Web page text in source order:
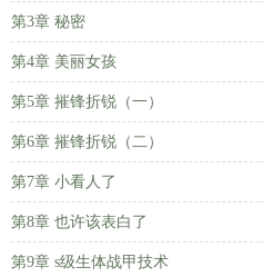
第3章 秘密
第4章 美丽女孩
第5章 摧锋折锐（一）
第6章 摧锋折锐（二）
第7章 小看人了
第8章 也许该表白了
第9章 s级生体战甲技术